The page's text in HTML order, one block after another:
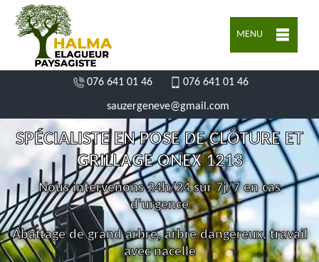
MENU
076 641 01 46 076 641 01 46
sauzergeneve@gmail.com
SPÉCIALISTE EN POSE DE CLÔTURE ET
GRILLAGE ONEX 1213
Nous intervenons 24h/24 sur 7j/7 en cas
d'urgence
Abattage de grand arbre, arbre dangereux, travail
avec nacelle